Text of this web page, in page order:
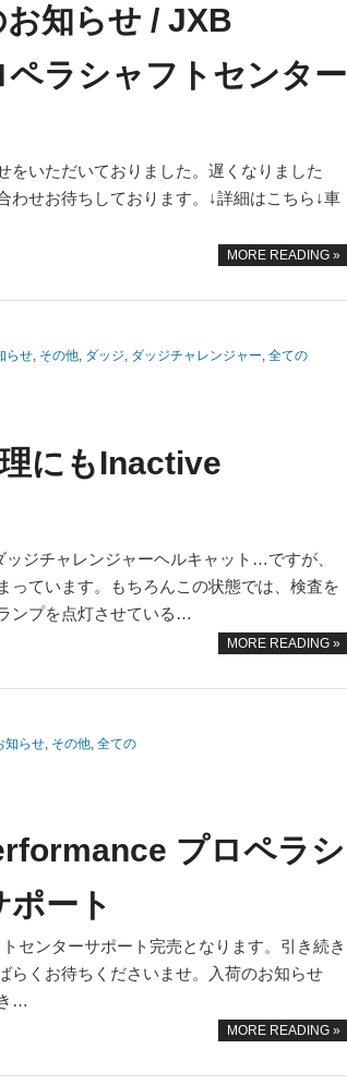
知らせ / JXB
ラシャフトセンター
をいただいておりました。遅くなりました
わせお待ちしております。↓詳細はこちら↓車
MORE READING »
らせ, その他, ダッジ, ダッジチャレンジャー, 全ての
にもInactive
ジチャレンジャーヘルキャット…ですが、
っています。もちろんこの状態では、検査を
ンプを点灯させている…
MORE READING »
知らせ その他 全ての
プロペラシ
ート
センターサポート完売となります。引き続き
らくお待ちくださいませ。入荷のお知らせ
…
MORE READING »